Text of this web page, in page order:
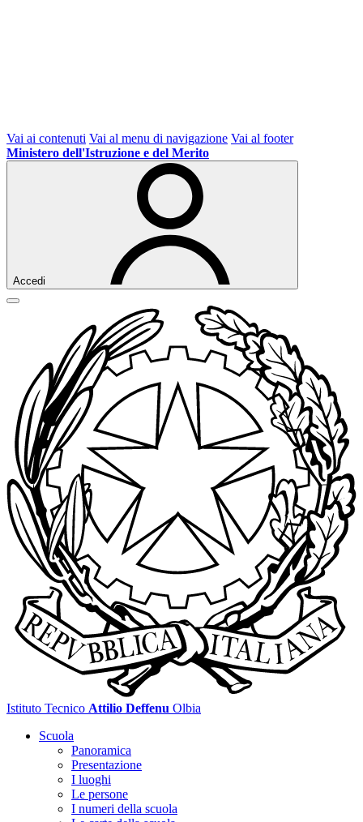
Vai ai contenuti Vai al menu di navigazione Vai al footer
Ministero dell'Istruzione e del Merito
Accedi
Istituto Tecnico Attilio Deffenu Olbia
Scuola
Panoramica
Presentazione
I luoghi
Le persone
I numeri della scuola